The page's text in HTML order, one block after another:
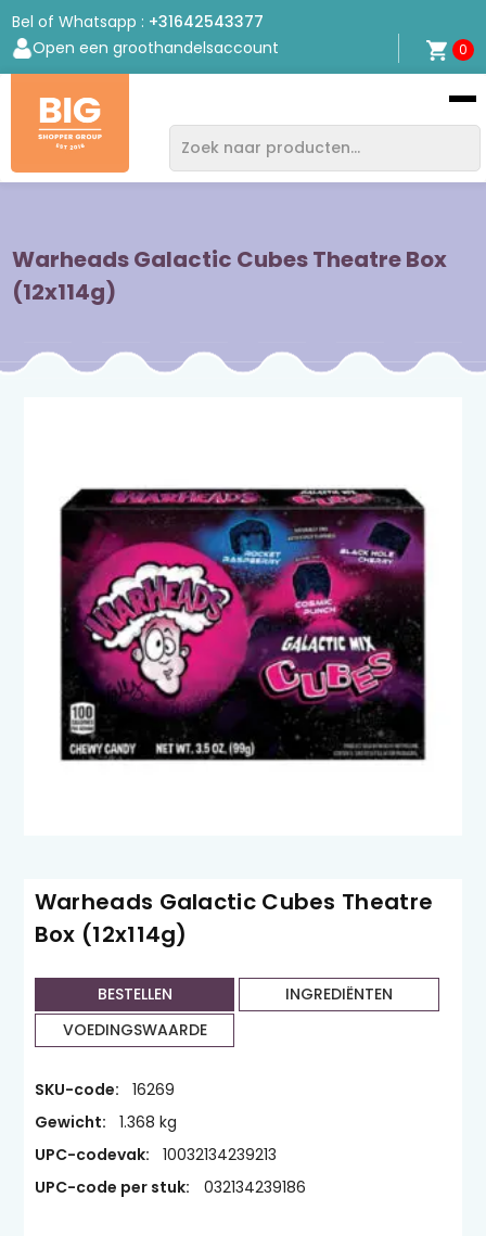
Bel of Whatsapp : +31642543377
Open een groothandelsaccount
0
Bigshopper
Group
Warheads Galactic Cubes Theatre Box
(12x114g)
Warheads Galactic Cubes Theatre
Box (12x114g)
BESTELLEN
INGREDIËNTEN
VOEDINGSWAARDE
SKU-code:
16269
Gewicht:
1.368 kg
UPC-codevak:
10032134239213
UPC-code per stuk:
032134239186